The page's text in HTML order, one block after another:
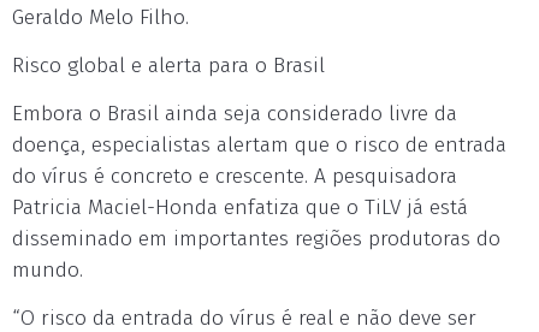
Geraldo Melo Filho.
Risco global e alerta para o Brasil
Embora o Brasil ainda seja considerado livre da
doença, especialistas alertam que o risco de entrada
do vírus é concreto e crescente. A pesquisadora
Patricia Maciel-Honda enfatiza que o TiLV já está
disseminado em importantes regiões produtoras do
mundo.
“O risco da entrada do vírus é real e não deve ser